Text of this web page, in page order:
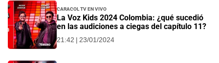
Caracol TV EN VIVO
La Voz Kids 2024 Colombia: ¿qué sucedió
en las audiciones a ciegas del capítulo 11?
21:42 | 23/01/2024